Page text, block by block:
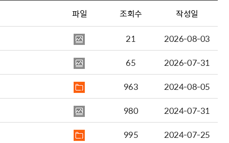
파일 조회수 작성일
21
2026-08-03
65
2026-07-31
963
2024-08-05
980
2024-07-31
995
2024-07-25